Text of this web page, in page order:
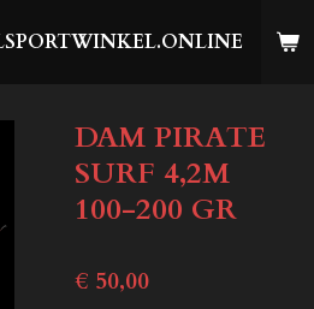
DAM PIRATE
SURF 4,2M
100-200 GR
€ 50,00